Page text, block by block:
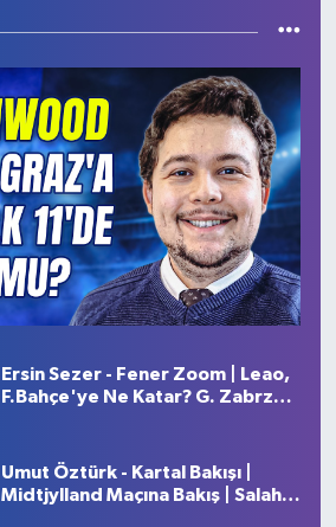
Ersin Sezer - Fener Zoom | Leao,
F.Bahçe'ye Ne Katar? G. Zabrze
Umut Öztürk - Kartal Bakışı |
Midtjylland Maçına Bakış | Salah